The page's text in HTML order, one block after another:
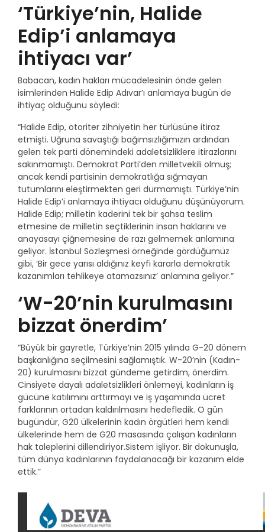
‘Türkiye’nin, Halide
Edip’i anlamaya
ihtiyacı var’
Babacan, kadın hakları mücadelesinin önde gelen
isimlerinden Halide Edip Adıvar’ı anlamaya bugün de
ihtiyaç olduğunu söyledi:
“Halide Edip, otoriter zihniyetin her türlüsüne itiraz
etmişti. Uğruna savaştığı bağımsızlığımızın ardından
gelen tek parti dönemindeki adaletsizliklere itirazlarını
sakınmamıştı. Demokrat Parti’den milletvekili olmuş;
ancak kendi partisinin demokratlığa sığmayan
tutumlarını eleştirmekten geri durmamıştı. Türkiye’nin
Halide Edip’i anlamaya ihtiyacı olduğunu düşünüyorum.
Halide Edip; milletin kaderini tek bir şahsa teslim
etmesine de milletin seçtiklerinin insan haklarını ve
anayasayı çiğnemesine de razı gelmemek anlamına
geliyor. İstanbul Sözleşmesi örneğinde gördüğümüz
gibi, ‘Bir gece yarısı aldığınız keyfi kararla demokratik
kazanımları tehlikeye atamazsınız’ anlamına geliyor.”
‘W-20’nin kurulmasını
bizzat önerdim’
“Büyük bir gayretle, Türkiye’nin 2015 yılında G-20 dönem
başkanlığına seçilmesini sağlamıştık. W-20’nin (Kadın-
20) kurulmasını bizzat gündeme getirdim, önerdim.
Cinsiyete dayalı adaletsizlikleri önlemeyi, kadınların iş
gücüne katılımını arttırmayı ve iş yaşamında ücret
farklarının ortadan kaldırılmasını hedefledik. O gün
bugündür, G20 ülkelerinin kadın örgütleri hem kendi
ülkelerinde hem de G20 masasında çalışan kadınların
hak taleplerini dillendiriyor.Sistem işliyor. Bir dokunuşla,
tüm dünya kadınlarının faydalanacağı bir kazanım elde
ettik.”